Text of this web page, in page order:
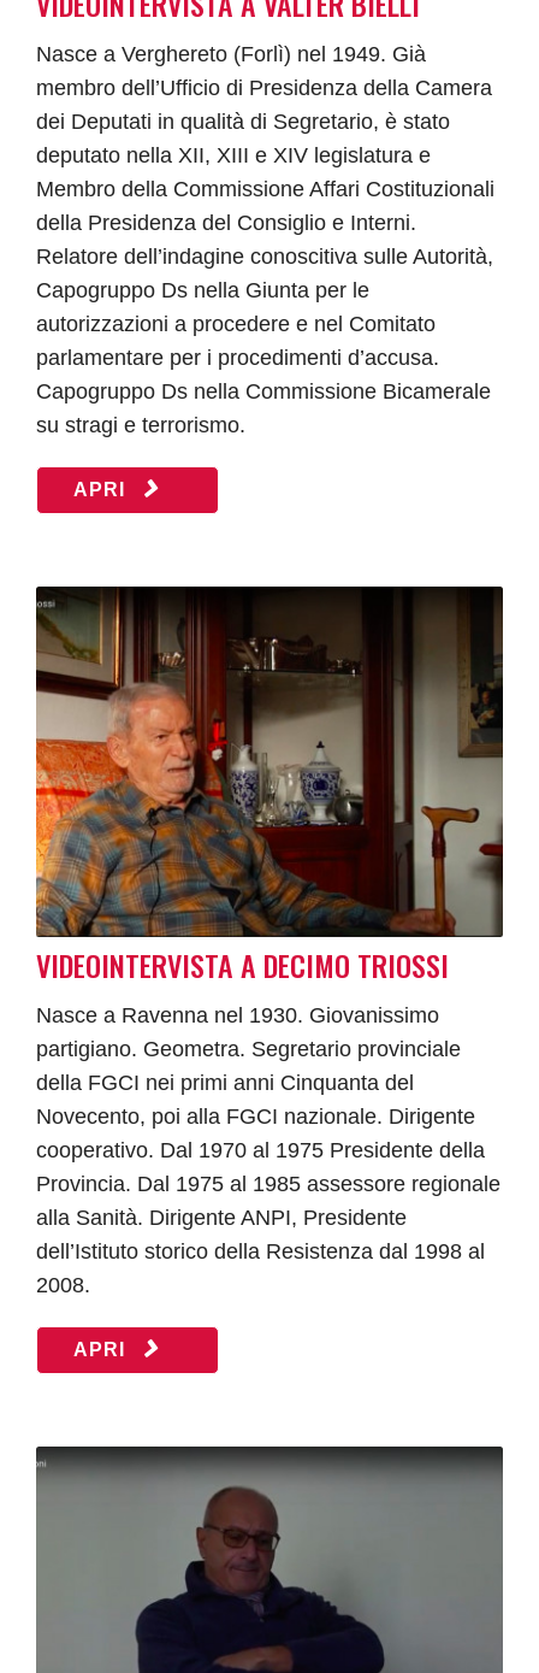
Nasce a Verghereto (Forlì) nel 1949. Già
membro dell’Ufficio di Presidenza della Camera
dei Deputati in qualità di Segretario, è stato
deputato nella XII, XIII e XIV legislatura e
Membro della Commissione Affari Costituzionali
della Presidenza del Consiglio e Interni.
Relatore dell’indagine conoscitiva sulle Autorità,
Capogruppo Ds nella Giunta per le
autorizzazioni a procedere e nel Comitato
parlamentare per i procedimenti d’accusa.
Capogruppo Ds nella Commissione Bicamerale
su stragi e terrorismo.
APRI
VIDEOINTERVISTA A DECIMO TRIOSSI
Nasce a Ravenna nel 1930. Giovanissimo
partigiano. Geometra. Segretario provinciale
della FGCI nei primi anni Cinquanta del
Novecento, poi alla FGCI nazionale. Dirigente
cooperativo. Dal 1970 al 1975 Presidente della
Provincia. Dal 1975 al 1985 assessore regionale
alla Sanità. Dirigente ANPI, Presidente
dell’Istituto storico della Resistenza dal 1998 al
2008.
APRI